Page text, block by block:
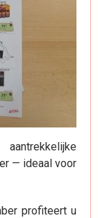
— ideaal voor
profiteert u